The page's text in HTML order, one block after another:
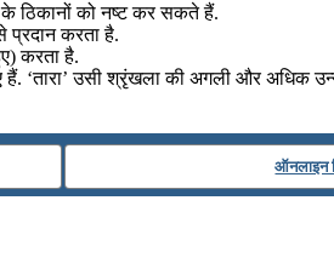
के ठिकानों को नष्ट कर सकते हैं.
प्रदान करता है.
करता है.
हैं. ‘तारा’ उसी श्रृंखला की अगली और अधिक
ऑनलाइन